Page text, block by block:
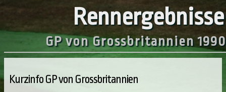
Rennergebnisse
GP von Grossbritannien 1990
Kurzinfo GP von Grossbritannien